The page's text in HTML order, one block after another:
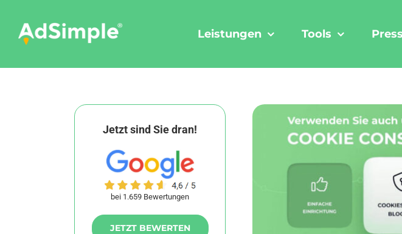
content
Leistungen Tools
Jetzt sind Sie dran!
bei 1.659 Bewertungen
JETZT BEWERTEN